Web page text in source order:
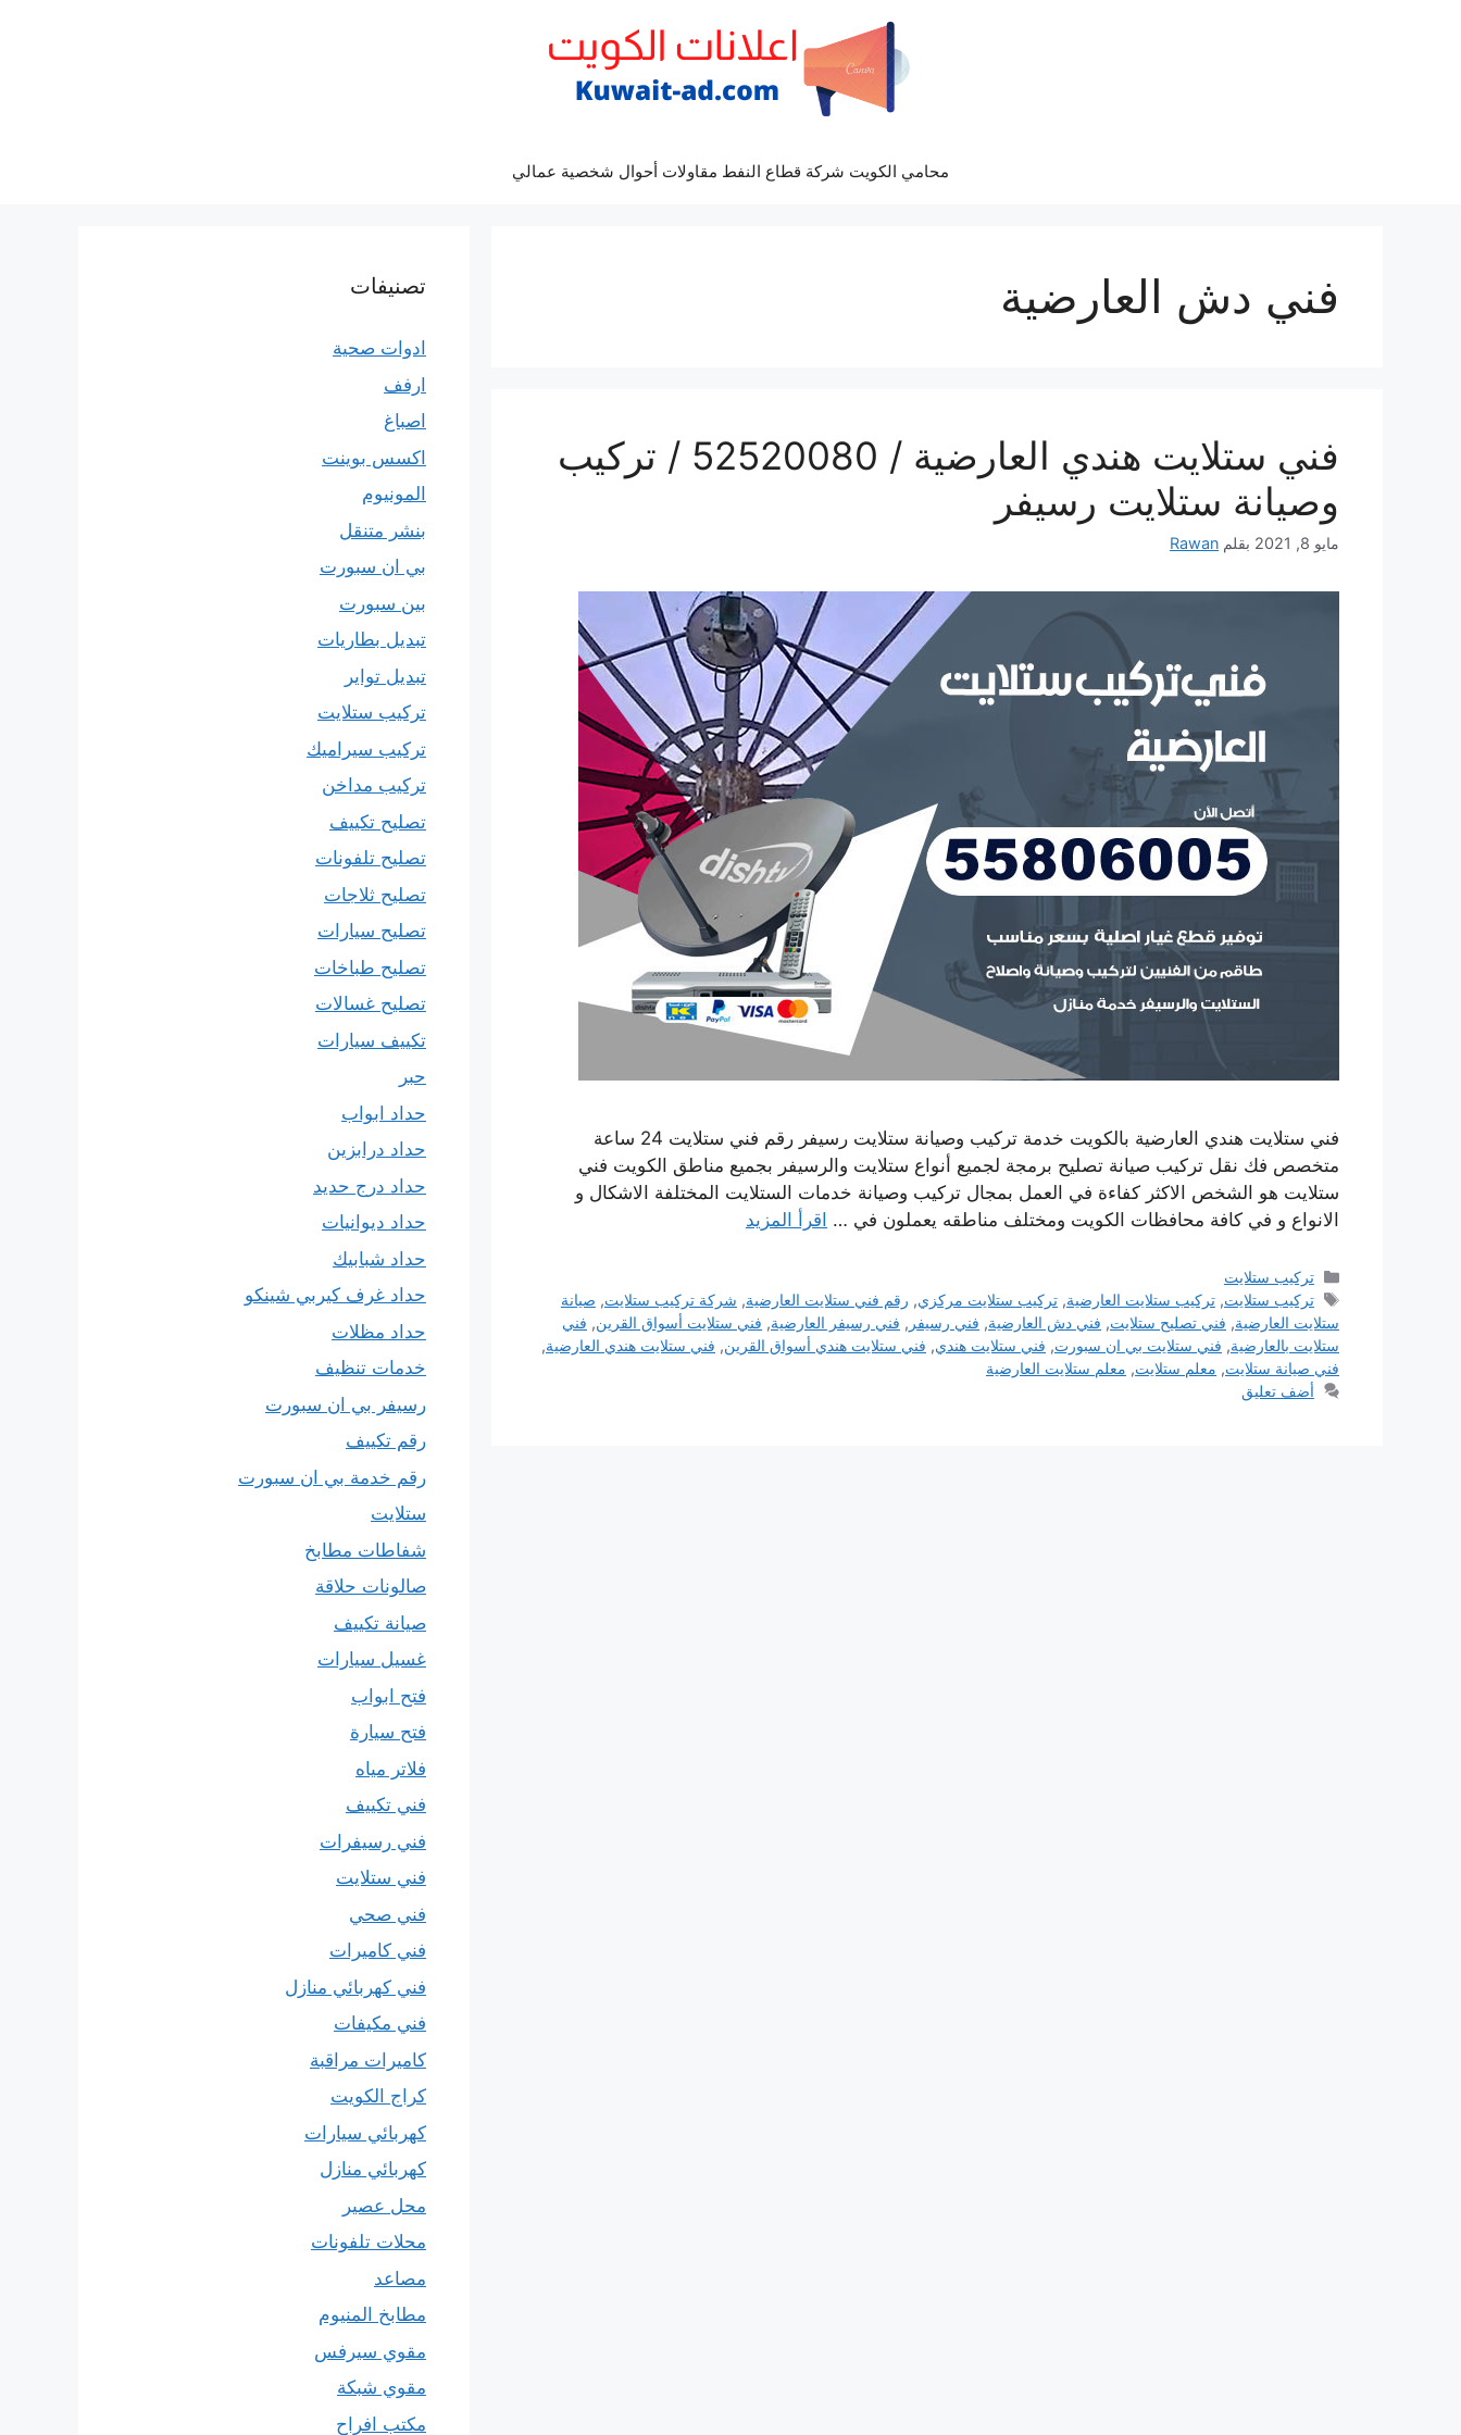
محامي الكويت شركة قطاع النفط مقاولات أحوال شخصية عمالي
فني دش العارضية
فني ستلايت هندي العارضية / 52520080 / تركيب
وصيانة ستلايت رسيفر
مايو 8, 2021 بقلم Rawan
فني ستلايت هندي العارضية بالكويت خدمة تركيب وصيانة ستلايت رسيفر رقم فني ستلايت 24 ساعة
متخصص فك نقل تركيب صيانة تصليح برمجة لجميع أنواع ستلايت والرسيفر بجميع مناطق الكويت فني
ستلايت هو الشخص الاكثر كفاءة في العمل بمجال تركيب وصيانة خدمات الستلايت المختلفة الاشكال و
الانواع و في كافة محافظات الكويت ومختلف مناطقه يعملون في … اقرأ المزيد
التصنيفات
تركيب ستلايت
الوسوم
تركيب ستلايت,تركيب ستلايت العارضية,تركيب ستلايت مركزي, رقم فني ستلايت العارضية, شركة تركيب ستلايت, صيانة
ستلايت العارضية, فني تصليح ستلايت, فني دش العارضية, فني رسيفر , فني رسيفر العارضية, فني ستلايت أسواق القرين, فني
ستلايت بالعارضية, فني ستلايت بي ان سبورت, فني ستلايت هندي, فني ستلايت هندي أسواق القرين, فني ستلايت هندي العارضية,
فني صيانة ستلايت, معلم ستلايت, معلم ستلايت العارضية
أضف تعليق
تصنيفات
ادوات صحية
ارفف
اصباغ
اكسس بوينت
المونيوم
بنشر متنقل
بي ان سبورت
بين سبورت
تبديل بطاريات
تبديل تواير
تركيب ستلايت
تركيب سيراميك
تركيب مداخن
تصليح تكييف
تصليح تلفونات
تصليح ثلاجات
تصليح سيارات
تصليح طباخات
تصليح غسالات
تكييف سيارات
حبر
حداد ابواب
حداد درابزين
حداد درج حديد
حداد ديوانيات
حداد شبابيك
حداد غرف كيربي شينكو
حداد مظلات
خدمات تنظيف
رسيفر بي ان سبورت
رقم تكييف
رقم خدمة بي ان سبورت
ستلايت
شفاطات مطابخ
صالونات حلاقة
صيانة تكييف
غسيل سيارات
فتح ابواب
فتح سيارة
فلاتر مياه
فني تكييف
فني رسيفرات
فني ستلايت
فني صحي
فني كاميرات
فني كهربائي منازل
فني مكيفات
كاميرات مراقبة
كراج الكويت
كهربائي سيارات
كهربائي منازل
محل عصير
محلات تلفونات
مصاعد
مطابخ المنيوم
مقوي سيرفس
مقوي شبكة
مكتب افراح